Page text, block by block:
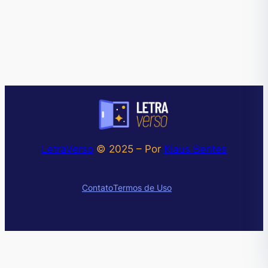
LetraVerso © 2025 – Por Klaus Bentes
ContatoTermos de UsoInstagram